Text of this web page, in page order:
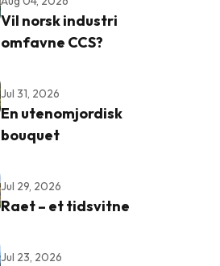
Vil norsk industri
omfavne CCS?
Jul 31, 2026
En utenomjordisk
bouquet
Jul 29, 2026
Raet – et tidsvitne
Jul 23, 2026